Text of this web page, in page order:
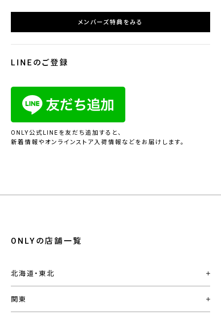
メンバーズ特典をみる
LINEのご登録
ONLY公式LINEを友だち追加すると、
新着情報やオンラインストア入荷情報などをお届けします。
ONLYの店舗一覧
北海道・東北
関東